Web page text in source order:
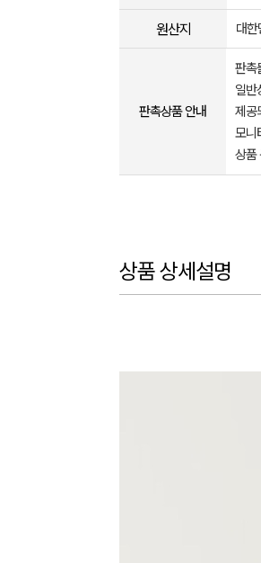
원산지 대한
판촉상품 안내
판촉
일반
제공
모니
상품
상품 상세설명